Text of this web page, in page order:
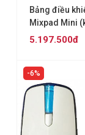
Bảng điều
Mixpad Mini
Orvibo V31X
5.197.500đ
6%